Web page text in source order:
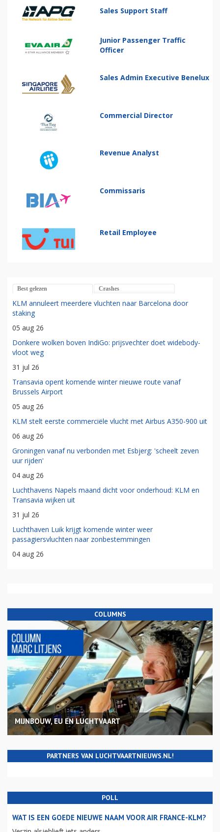
Sales Support Staff
Junior Passenger Traffic
Officer
Sales Admin Executive Benelux
Commercial Director
Revenue Analyst
Commissaris
Retail Employee
Best gelezen Crashes
KLM annuleert meerdere vluchten naar Barcelona door
staking
05 aug 26
Donkere wolken boven IndiGo: prijsvechter doet widebody-
vloot weg
31 jul 26
Transavia opent komende winter nieuwe route vanaf
Brussels Airport
05 aug 26
KLM stelt eerste commerciële vlucht met Airbus A350-900 uit
06 aug 26
Groningen vanaf nu verbonden met Esbjerg: 'scheelt zeven
uur rijden'
04 aug 26
Luchthavens Napels maand dicht voor onderhoud: KLM en
Transavia wijken uit
31 jul 26
Luchthaven Luik krijgt komende winter weer
passagiersvluchten naar zonbestemmingen
04 aug 26
COLUMNS
MIJNBOUW, EU EN LUCHTVAART
PARTNERS VAN LUCHTVAARTNIEUWS.NL!
POLL
WAT IS EEN GOEDE NIEUWE NAAM VOOR AIR FRANCE-KLM?